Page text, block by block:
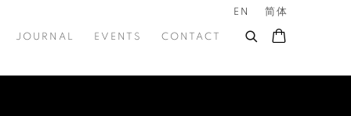
JOURNAL EVENTS CONTACT
EN 简体